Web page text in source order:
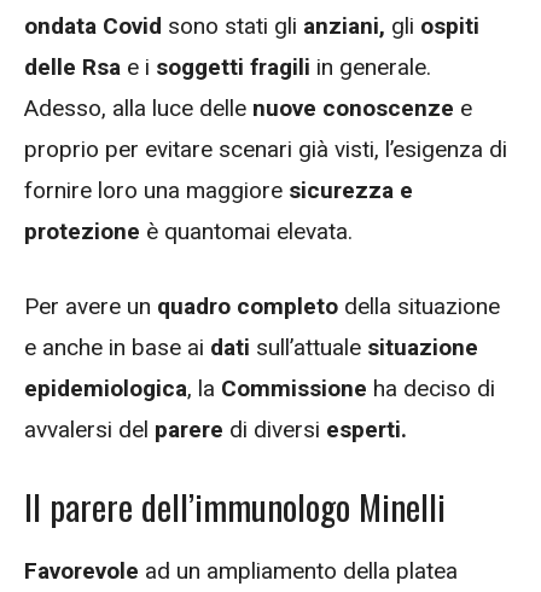
ondata Covid sono stati gli anziani, gli ospiti
delle Rsa e i soggetti fragili in generale.
Adesso, alla luce delle nuove conoscenze e
proprio per evitare scenari già visti, l’esigenza di
fornire loro una maggiore sicurezza e
protezione è quantomai elevata.
Per avere un quadro completo della situazione
e anche in base ai dati sull’attuale situazione
epidemiologica, la Commissione ha deciso di
avvalersi del parere di diversi esperti.
Il parere dell’immunologo Minelli
Favorevole ad un ampliamento della platea